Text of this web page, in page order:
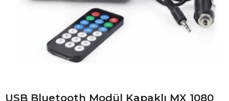
USB Bluetooth Modül Kapaklı MX 1080